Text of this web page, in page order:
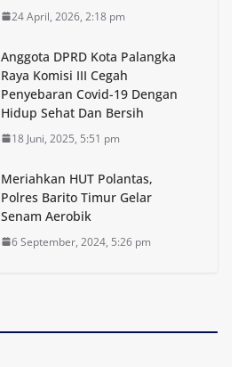
24 April, 2026, 2:18 pm
Anggota DPRD Kota Palangka
Raya Komisi III Cegah
Penyebaran Covid-19 Dengan
Hidup Sehat Dan Bersih
18 Juni, 2025, 5:51 pm
Meriahkan HUT Polantas,
Polres Barito Timur Gelar
Senam Aerobik
6 September, 2024, 5:26 pm